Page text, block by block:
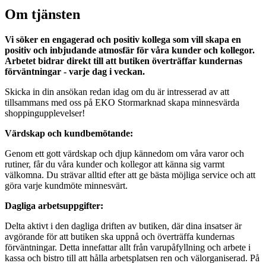
Om tjänsten
Vi söker en engagerad och positiv kollega som vill skapa en
positiv och inbjudande atmosfär för våra kunder och kollegor.
Arbetet bidrar direkt till att butiken överträffar kundernas
förväntningar - varje dag i veckan.
Skicka in din ansökan redan idag om du är intresserad av att
tillsammans med oss på EKO Stormarknad skapa minnesvärda
shoppingupplevelser!
Värdskap och kundbemötande:
Genom ett gott värdskap och djup kännedom om våra varor och
rutiner, får du våra kunder och kollegor att känna sig varmt
välkomna. Du strävar alltid efter att ge bästa möjliga service och att
göra varje kundmöte minnesvärt.
Dagliga arbetsuppgifter:
Delta aktivt i den dagliga driften av butiken, där dina insatser är
avgörande för att butiken ska uppnå och överträffa kundernas
förväntningar. Detta innefattar allt från varupåfyllning och arbete i
kassa och bistro till att hålla arbetsplatsen ren och välorganiserad. På